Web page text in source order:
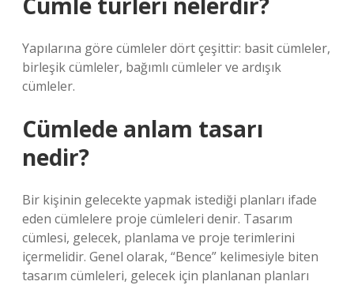
Yapılarına göre cümleler dört çeşittir: basit cümleler,
birleşik cümleler, bağımlı cümleler ve ardışık
cümleler.
Cümlede anlam tasarı
nedir?
Bir kişinin gelecekte yapmak istediği planları ifade
eden cümlelere proje cümleleri denir. Tasarım
cümlesi, gelecek, planlama ve proje terimlerini
içermelidir. Genel olarak, “Bence” kelimesiyle biten
tasarım cümleleri, gelecek için planlanan planları